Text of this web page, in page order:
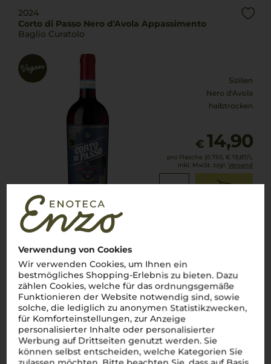
Verwendung von Cookies
Wir verwenden Cookies, um Ihnen ein
bestmögliches Shopping-Erlebnis zu bieten. Dazu
zählen Cookies, welche für das ordnungsgemäße
Funktionieren der Website notwendig sind, sowie
solche, die lediglich zu anonymen Statistikzwecken,
für Komforteinstellungen, zur Anzeige
personalisierter Inhalte oder personalisierter
Werbung auf Drittseiten genutzt werden. Sie
können selbst entscheiden, welche Kategorien Sie
2024
Corto di Passo Nero d'Avola Appassimento
Baglio Curatolo
Sizilien
Nero d'Avola
halbtrocken
€ 14,90
pro Flasche (0.75l), € 19,87/L
inkl. MwSt. zzgl. Versand
2025
La Segreta bianco
Planeta